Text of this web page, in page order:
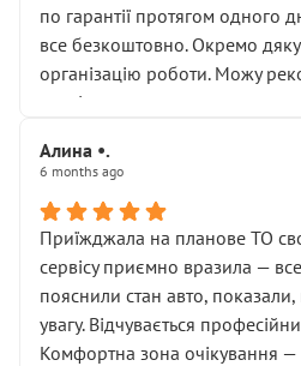
по гарантії протягом одного
все безкоштовно. Окремо
організацію роботи. Можу
сервіс.
Алина •.
6 months ago
Приїжджала на планове ТО
сервісу приємно вразила —
пояснили стан авто,
увагу. Відчувається
Комфортна зона очікування